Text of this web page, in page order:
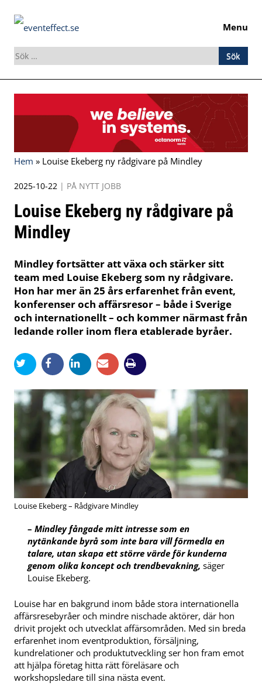
Menu
Sök
efter:
Hem » Louise Ekeberg ny rådgivare på Mindley
2025-10-22 | PÅ NYTT JOBB
Louise Ekeberg ny rådgivare på
Mindley
Mindley fortsätter att växa och stärker sitt
team med Louise Ekeberg som ny rådgivare.
Hon har mer än 25 års erfarenhet från event,
konferenser och affärsresor – både i Sverige
och internationellt – och kommer närmast från
ledande roller inom flera etablerade byråer.
Louise Ekeberg – Rådgivare Mindley
– Mindley fångade mitt intresse som en
nytänkande byrå som inte bara vill förmedla en
talare, utan skapa ett större värde för kunderna
genom olika koncept och trendbevakning, säger
Louise Ekeberg.
Louise har en bakgrund inom både stora internationella
affärsresebyråer och mindre nischade aktörer, där hon
drivit projekt och utvecklat affärsområden. Med sin breda
erfarenhet inom eventproduktion, försäljning,
kundrelationer och produktutveckling ser hon fram emot
att hjälpa företag hitta rätt föreläsare och
workshopsledare till sina nästa event.